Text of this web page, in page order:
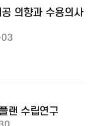
의향과 수용의사
랜 수립연구